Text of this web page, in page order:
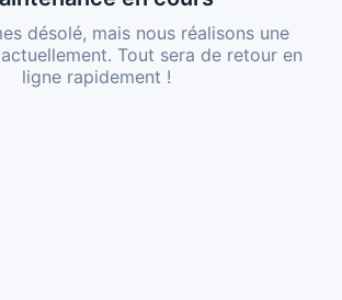
désolé, mais nous réalisons une
Tout sera de retour en
ligne rapidement !